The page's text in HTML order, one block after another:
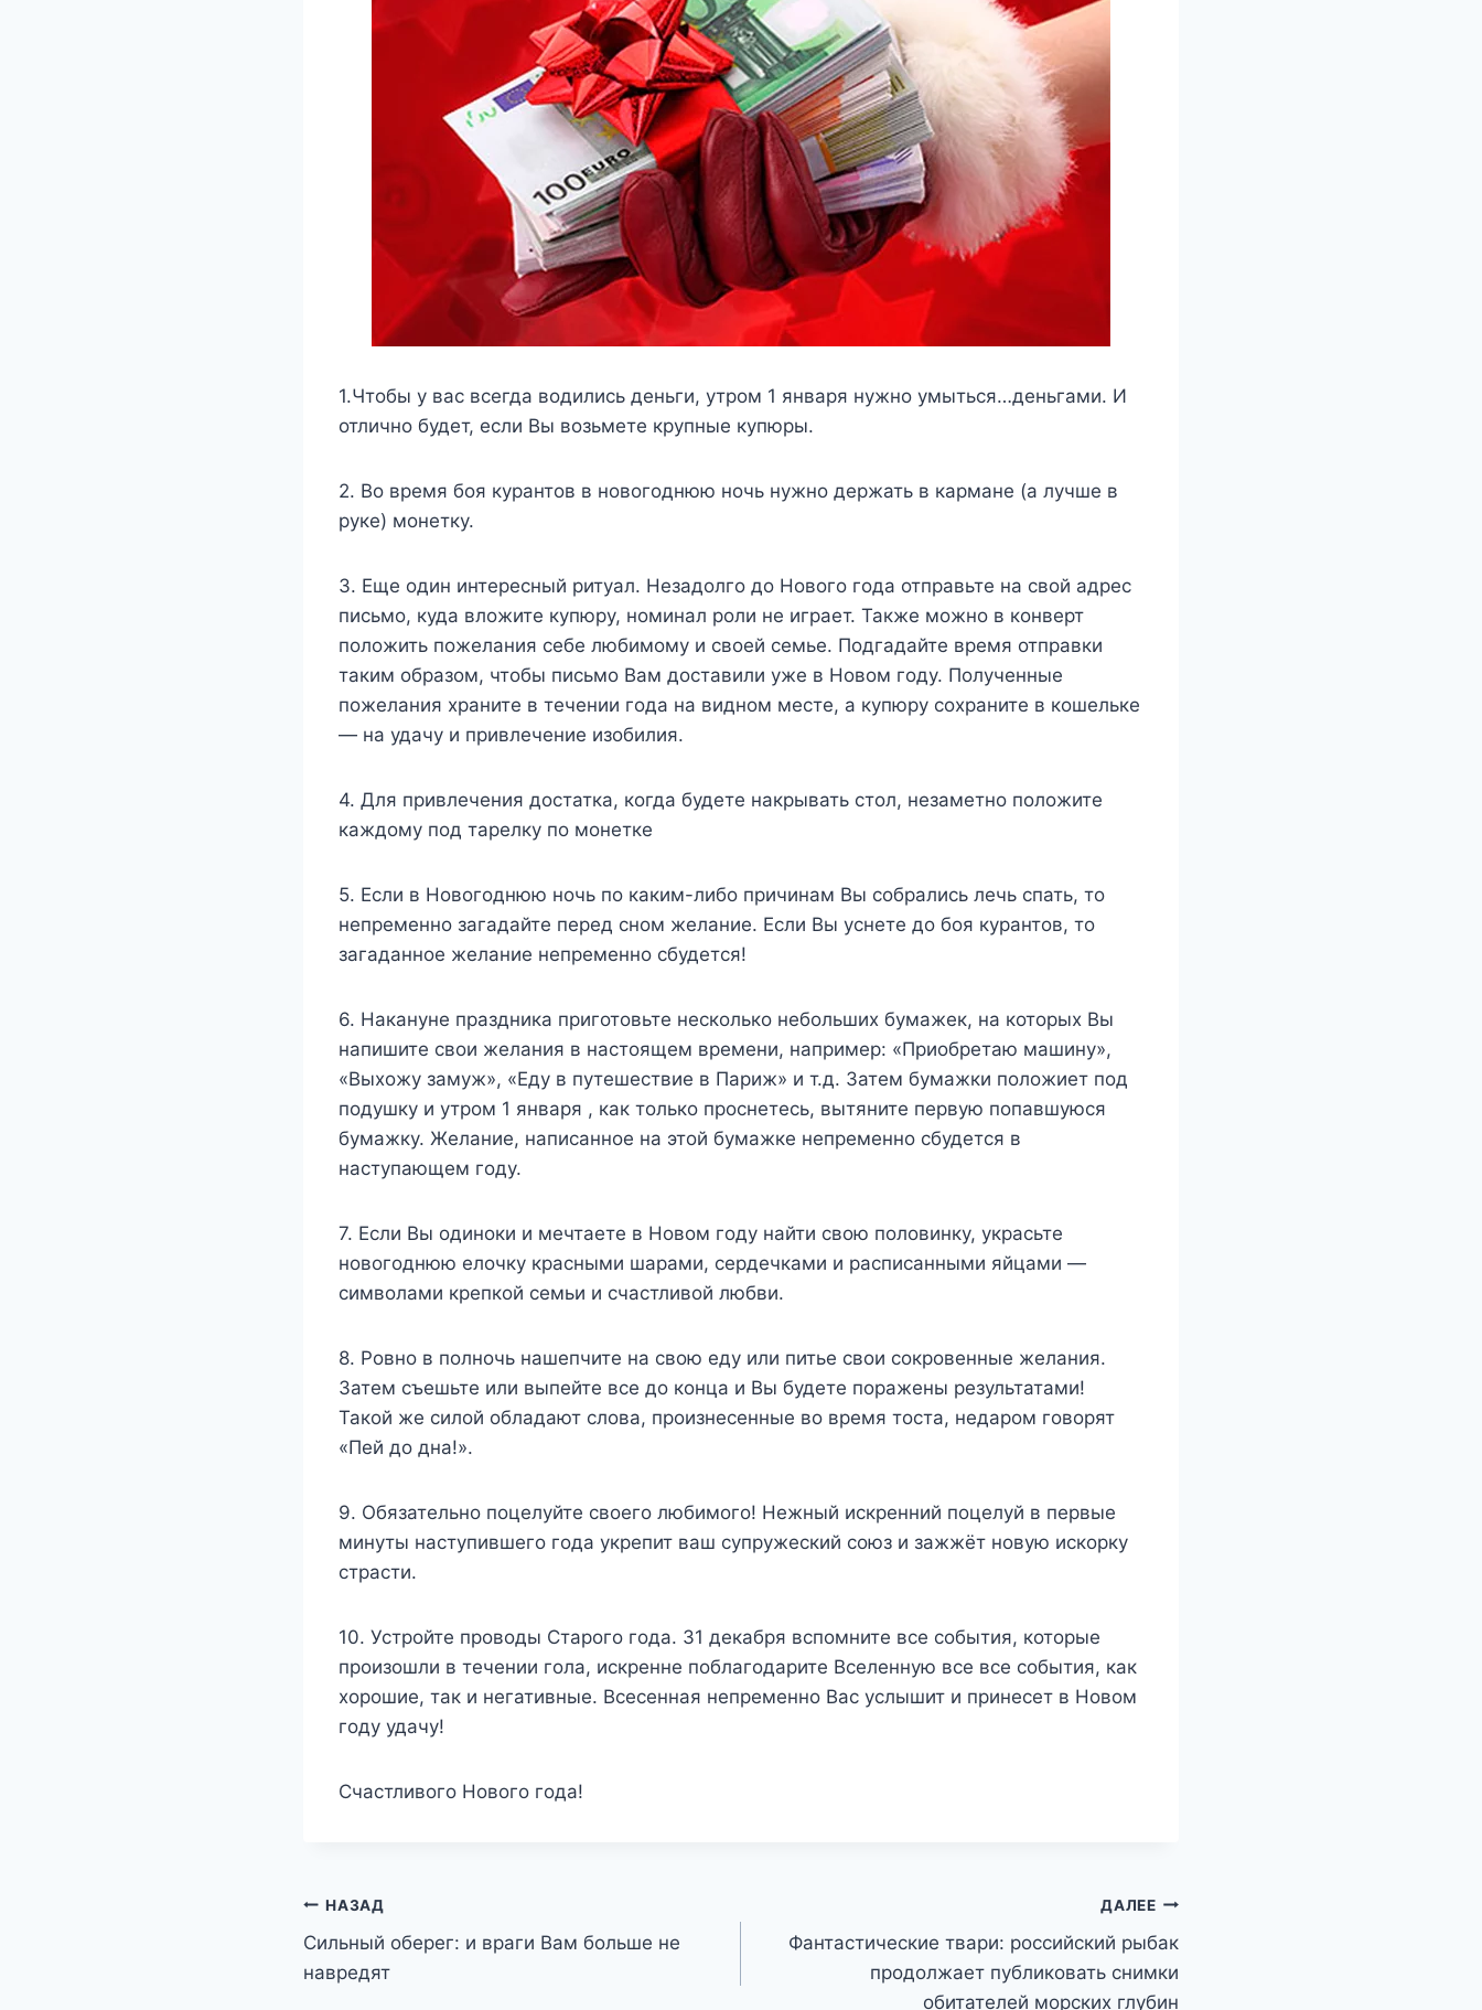
1.Чтобы у вас всегда водились деньги, утром 1 января нужно умыться…деньгами. И
отлично будет, если Вы возьмете крупные купюры.
2. Во время боя курантов в новогоднюю ночь нужно держать в кармане (а лучше в
руке) монетку.
3. Еще один интересный ритуал. Незадолго до Нового года отправьте на свой адрес
письмо, куда вложите купюру, номинал роли не играет. Также можно в конверт
положить пожелания себе любимому и своей семье. Подгадайте время отправки
таким образом, чтобы письмо Вам доставили уже в Новом году. Полученные
пожелания храните в течении года на видном месте, а купюру сохраните в кошельке
— на удачу и привлечение изобилия.
4. Для привлечения достатка, когда будете накрывать стол, незаметно положите
каждому под тарелку по монетке
5. Если в Новогоднюю ночь по каким-либо причинам Вы собрались лечь спать, то
непременно загадайте перед сном желание. Если Вы уснете до боя курантов, то
загаданное желание непременно сбудется!
6. Накануне праздника приготовьте несколько небольших бумажек, на которых Вы
напишите свои желания в настоящем времени, например: «Приобретаю машину»,
«Выхожу замуж», «Еду в путешествие в Париж» и т.д. Затем бумажки положиет под
подушку и утром 1 января , как только проснетесь, вытяните первую попавшуюся
бумажку. Желание, написанное на этой бумажке непременно сбудется в
наступающем году.
7. Если Вы одиноки и мечтаете в Новом году найти свою половинку, украсьте
новогоднюю елочку красными шарами, сердечками и расписанными яйцами —
символами крепкой семьи и счастливой любви.
8. Ровно в полночь нашепчите на свою еду или питье свои сокровенные желания.
Затем съешьте или выпейте все до конца и Вы будете поражены результатами!
Такой же силой обладают слова, произнесенные во время тоста, недаром говорят
«Пей до дна!».
9. Обязательно поцелуйте своего любимого! Нежный искренний поцелуй в первые
минуты наступившего года укрепит ваш супружеский союз и зажжёт новую искорку
страсти.
10. Устройте проводы Старого года. 31 декабря вспомните все события, которые
произошли в течении гола, искренне поблагодарите Вселенную все все события, как
хорошие, так и негативные. Всесенная непременно Вас услышит и принесет в Новом
году удачу!
Счастливого Нового года!
Навигация
по
НАЗАД
Сильный оберег: и враги Вам больше не
навредят
ДАЛЕЕ
Фантастические твари: российский рыбак
продолжает публиковать снимки
обитателей морских глубин